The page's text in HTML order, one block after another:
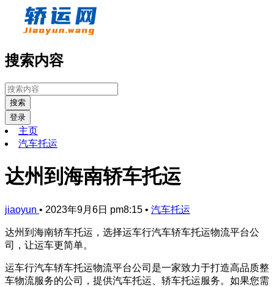
搜索内容
搜索
登录
主页
汽车托运
达州到海南轿车托运
jiaoyun • 2023年9月6日 pm8:15 • 汽车托运
达州到海南轿车托运，选择运车行汽车轿车托运物流平台公
司，让运车更简单。
运车行汽车轿车托运物流平台公司是一家致力于打造高品质整
车物流服务的公司，提供汽车托运、轿车托运服务。如果您需